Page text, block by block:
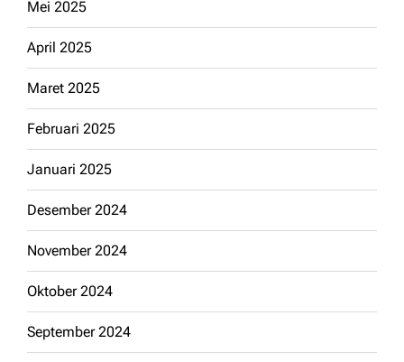
Mei 2025
April 2025
Maret 2025
Februari 2025
Januari 2025
Desember 2024
November 2024
Oktober 2024
September 2024